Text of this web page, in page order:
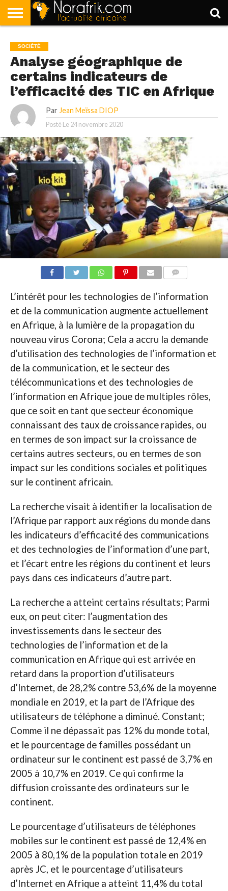
POLITIQUE
SOCIÉTÉ
ECONOMIE
SPORT
LIFESTYLE
SOCIÉTÉ
Analyse géographique de
certains indicateurs de
l’efficacité des TIC en Afrique
Par Jean Meïssa DIOP
Posté Le 24 novembre 2020
L’intérêt pour les technologies de l’information
et de la communication augmente actuellement
en Afrique, à la lumière de la propagation du
nouveau virus Corona; Cela a accru la demande
d’utilisation des technologies de l’information et
de la communication, et le secteur des
télécommunications et des technologies de
l’information en Afrique joue de multiples rôles,
que ce soit en tant que secteur économique
connaissant des taux de croissance rapides, ou
en termes de son impact sur la croissance de
certains autres secteurs, ou en termes de son
impact sur les conditions sociales et politiques
sur le continent africain.
La recherche visait à identifier la localisation de
l’Afrique par rapport aux régions du monde dans
les indicateurs d’efficacité des communications
et des technologies de l’information d’une part,
et l’écart entre les régions du continent et leurs
pays dans ces indicateurs d’autre part.
La recherche a atteint certains résultats; Parmi
eux, on peut citer: l’augmentation des
investissements dans le secteur des
technologies de l’information et de la
communication en Afrique qui est arrivée en
retard dans la proportion d’utilisateurs
d’Internet, de 28,2% contre 53,6% de la moyenne
mondiale en 2019, et la part de l’Afrique des
utilisateurs de téléphone a diminué. Constant;
Comme il ne dépassait pas 12% du monde total,
et le pourcentage de familles possédant un
ordinateur sur le continent est passé de 3,7% en
2005 à 10,7% en 2019. Ce qui confirme la
diffusion croissante des ordinateurs sur le
continent.
Le pourcentage d’utilisateurs de téléphones
mobiles sur le continent est passé de 12,4% en
2005 à 80,1% de la population totale en 2019
après JC, et le pourcentage d’utilisateurs
d’Internet en Afrique a atteint 11,4% du total